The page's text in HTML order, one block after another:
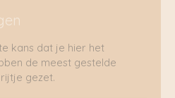
kans dat je hier het
de meest gestelde
gezet.